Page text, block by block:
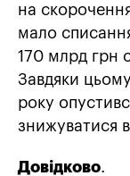
на
мало
170 млрд грн
Завдяки
року
знижуватися
Довідково.